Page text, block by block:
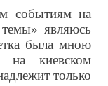
событиям на
являюсь
была мною
на киевском
только